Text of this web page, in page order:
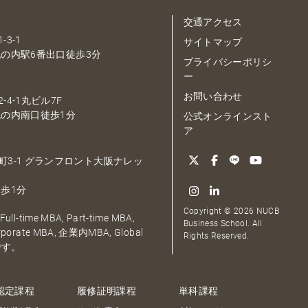
3-1
内駅6番出口徒歩3分
4-1丸ビル7F
内南口徒歩1分
3-1 グランフロント大阪ナレッ
1分
time MBA, Part-time MBA,
MBA, 企業内MBA, Global
。
交通アクセス
サイトマップ
プライバシーポリシ
ー
お問い合わせ
公式オンラインスト
ア
Copyright © 2026 NUCB
Business School. All
Rights Reserved.
定課程 履修証明課程 単科課程